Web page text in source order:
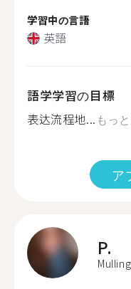
学習中の言語
英語
語学学習の目標
表达流程地... もっ
ア
P.